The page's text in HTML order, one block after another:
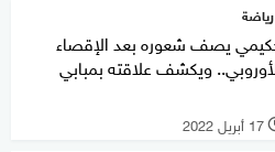
رياضة
يصف شعوره بعد الإقصاء
ويكشف علاقته بمبابي
17 أبريل 2022